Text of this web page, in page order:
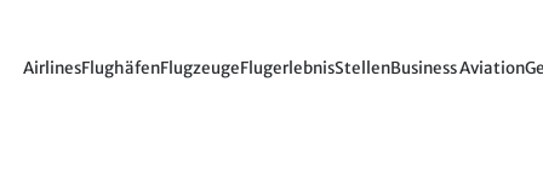
AirlinesFlughäfenFlugzeugeFlugerlebnisStellenBusiness Aviation